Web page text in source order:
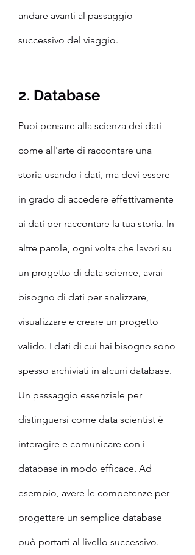
andare avanti al passaggio
successivo del viaggio.
2. Database
Puoi pensare alla scienza dei dati
come all'arte di raccontare una
storia usando i dati, ma devi essere
in grado di accedere effettivamente
ai dati per raccontare la tua storia. In
altre parole, ogni volta che lavori su
un progetto di data science, avrai
bisogno di dati per analizzare,
visualizzare e creare un progetto
valido. I dati di cui hai bisogno sono
spesso archiviati in alcuni database.
Un passaggio essenziale per
distinguersi come data scientist è
interagire e comunicare con i
database in modo efficace. Ad
esempio, avere le competenze per
progettare un semplice database
può portarti al livello successivo.